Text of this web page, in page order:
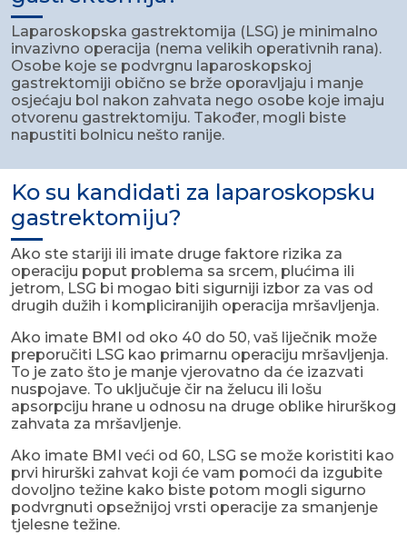
Laparoskopska gastrektomija (LSG) je minimalno
invazivno operacija (nema velikih operativnih rana).
Osobe koje se podvrgnu laparoskopskoj
gastrektomiji obično se brže oporavljaju i manje
osjećaju bol nakon zahvata nego osobe koje imaju
otvorenu gastrektomiju. Također, mogli biste
napustiti bolnicu nešto ranije.
Ko su kandidati za laparoskopsku
gastrektomiju?
Ako ste stariji ili imate druge faktore rizika za
operaciju poput problema sa srcem, plućima ili
jetrom, LSG bi mogao biti sigurniji izbor za vas od
drugih dužih i kompliciranijih operacija mršavljenja.
Ako imate BMI od oko 40 do 50, vaš liječnik može
preporučiti LSG kao primarnu operaciju mršavljenja.
To je zato što je manje vjerovatno da će izazvati
nuspojave. To uključuje čir na želucu ili lošu
apsorpciju hrane u odnosu na druge oblike hirurškog
zahvata za mršavljenje.
Ako imate BMI veći od 60, LSG se može koristiti kao
prvi hirurški zahvat koji će vam pomoći da izgubite
dovoljno težine kako biste potom mogli sigurno
podvrgnuti opsežnijoj vrsti operacije za smanjenje
tjelesne težine.